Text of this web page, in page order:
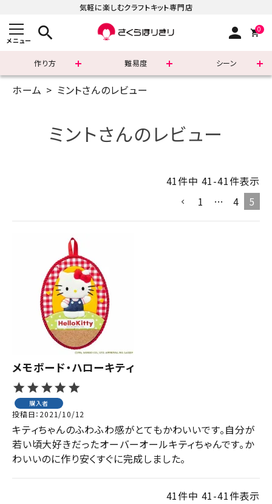
気軽に楽しむクラフトキット専門店
メニュー search person 0
作り方 難易度 シーン
まずはこちら
ジャンルで選ぶ
レビューを見る
コーポレートサイト
実店舗案内
デイサービス／
介護施設関係の方へ
最新のチラシはこちら
お問い合わせ
ホーム ミントさんのレビュー
ミントさんのレビュー
41件中 41-41件表示
1
… 4 5
メモボード・ハローキティ
購入者
投稿日 2021/10/12
キティちゃんのふわふわ感がとてもかわいいです。自分が
若い頃大好きだったオーバーオールキティちゃんです。か
わいいのに作り安くすぐに完成しました。
41件中 41-41件表示